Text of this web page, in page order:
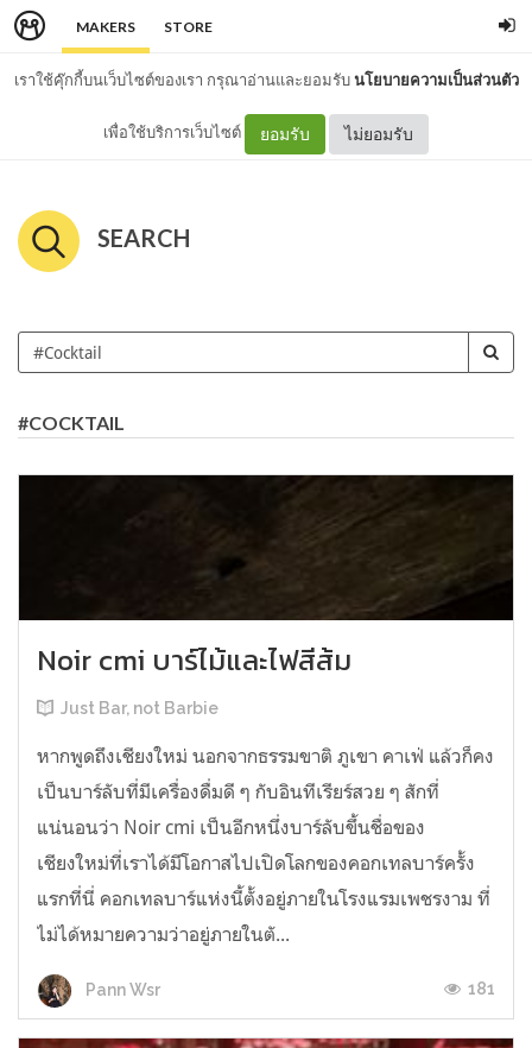
MAKERS STORE
เราใช้คุ๊กกี้บนเว็บไซต์ของเรา กรุณาอ่านและยอมรับนโยบายความเป็นส่วนตัว
เพื่อใช้บริการเว็บไซต์ ยอมรับ ไม่ยอมรับ
SEARCH
#COCKTAIL
Noir cmi บาร์ไม้และไฟสีส้ม
Just Bar, not Barbie
หากพูดถึงเชียงใหม่ นอกจากธรรมขาติ ภูเขา คาเฟ่ แล้วก็คง
เป็นบาร์ลับที่มีเครื่องดื่มดี ๆ กับอินทีเรียร์สวย ๆ สักที่
แน่นอนว่า Noir cmi เป็นอีกหนึ่งบาร์ลับขึ้นชื่อของ
เชียงใหม่ที่เราได้มีโอกาสไปเปิดโลกของคอกเทลบาร์ครั้ง
แรกที่นี่ คอกเทลบาร์แห่งนี้ตั้งอยู่ภายในโรงแรมเพชรงาม ที่
ไม่ได้หมายความว่าอยู่ภายในตั...
Pann Wsr 181